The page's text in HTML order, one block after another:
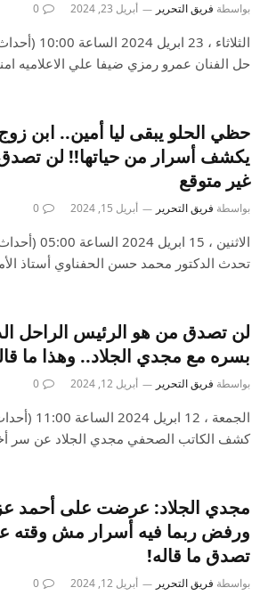
بواسطة فريق التحرير أبريل 23, 2024 0
الثلاثاء ، 23
حل الفنان عمرو رمزي ضيفا علي الاعلاميه
حظي الحلو يبقى ليا أمين.. ابن
يكشف أسرار من حياتها!! لن تصدق
غير متوقع
بواسطة فريق التحرير أبريل 15, 2024 0
الاثنين ، 15
تحدث الدكتور محمد حسن الحفناوي أستاذ
لن تصدق من هو الرئيس الراحل
بسره مع مجدي الجلاد.. وهذا ما
بواسطة فريق التحرير أبريل 12, 2024 0
الجمعة ، 12
كشف الكاتب الصحفي مجدي الجلاد عن سر
مجدي الجلاد: عرضت على أحمد عز
ورفض ربما فيه أسرار مش وقته
تصدق ما قاله!
بواسطة فريق التحرير أبريل 12, 2024 0